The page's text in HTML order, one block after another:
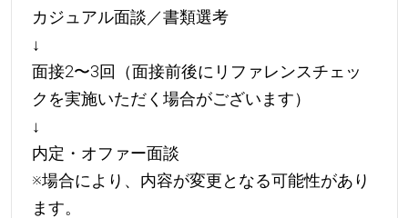
カジュアル面談／書類選考
↓
面接2〜3回（面接前後にリファレンスチェッ
クを実施いただく場合がございます）
↓
内定・オファー面談
※場合により、内容が変更となる可能性があり
ます。